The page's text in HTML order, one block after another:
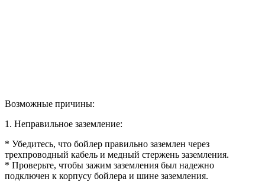
Возможные причины:
1. Неправильное заземление:
* Убедитесь, что бойлер правильно заземлен через
трехпроводный кабель и медный стержень заземления.
* Проверьте, чтобы зажим заземления был надежно
подключен к корпусу бойлера и шине заземления.